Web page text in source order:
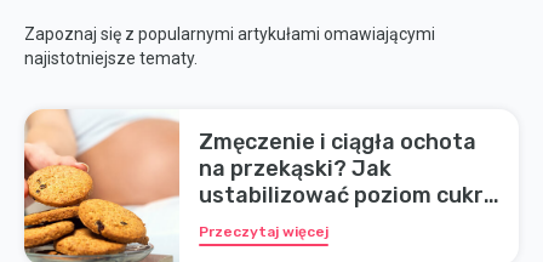
Zapoznaj się z popularnymi artykułami omawiającymi
najistotniejsze tematy.
Zmęczenie i ciągła ochota
na przekąski? Jak
ustabilizować poziom cukru
we krwi w ciąży
Przeczytaj więcej